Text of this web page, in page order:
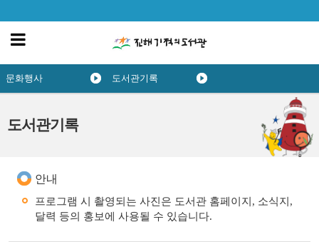
도서관기록
문화행사 도서관기록
안내
프로그램 시 촬영되는 사진은 도서관 홈페이지, 소식지,
달력 등의 홍보에 사용될 수 있습니다.